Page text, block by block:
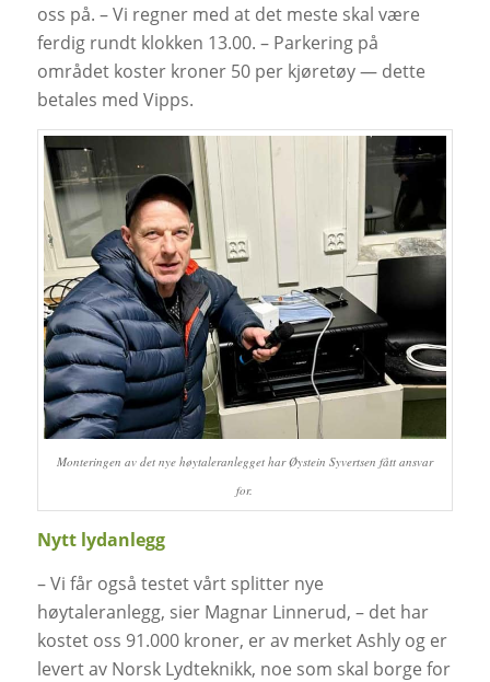
oss på. – Vi regner med at det meste skal være
ferdig rundt klokken 13.00. – Parkering på
området koster kroner 50 per kjøretøy — dette
betales med Vipps.
Monteringen av det nye høytaleranlegget har Øystein Syvertsen fått ansvar
for.
Nytt lydanlegg
– Vi får også testet vårt splitter nye
høytaleranlegg, sier Magnar Linnerud, – det har
kostet oss 91.000 kroner, er av merket Ashly og er
levert av Norsk Lydteknikk, noe som skal borge for